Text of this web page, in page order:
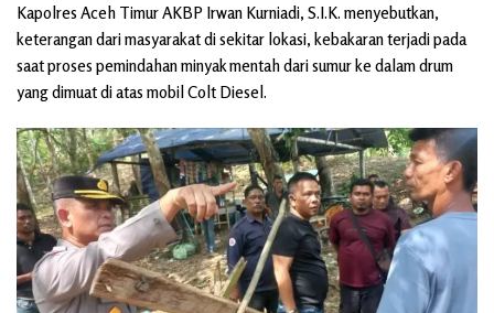
Kapolres Aceh Timur AKBP Irwan Kurniadi, S.I.K. menyebutkan,
keterangan dari masyarakat di sekitar lokasi, kebakaran terjadi pada
saat proses pemindahan minyak mentah dari sumur ke dalam drum
yang dimuat di atas mobil Colt Diesel.